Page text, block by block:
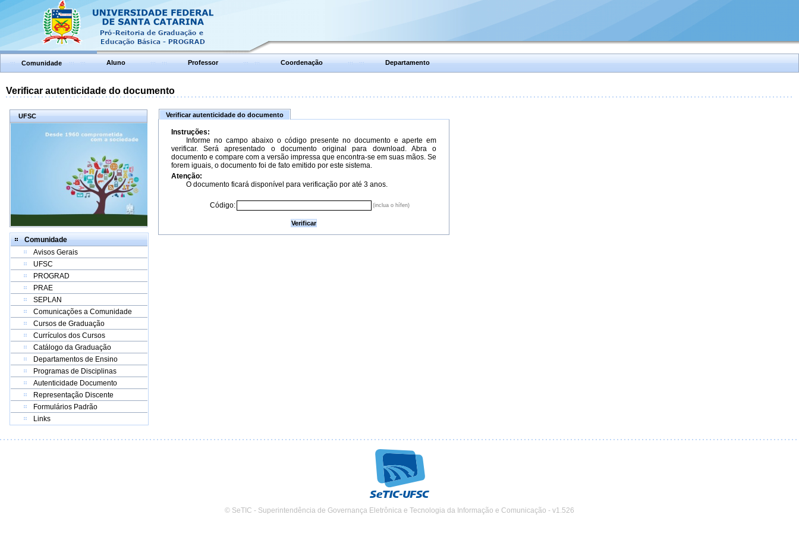
Comunidade Aluno Professor Coordenação Departamento
Verificar autenticidade do documento
UFSC
Comunidade
Avisos Gerais
UFSC
PROGRAD
PRAE
SEPLAN
Comunicações a Comunidade
Cursos de Graduação
Currículos dos Cursos
Catálogo da Graduação
Departamentos de Ensino
Programas de Disciplinas
Autenticidade Documento
Representação Discente
Formulários Padrão
Links
Verificar autenticidade do documento
Instruções:
Informe no campo abaixo o código presente no documento e aperte em
verificar. Será apresentado o documento original para download. Abra o
documento e compare com a versão impressa que encontra-se em suas mãos. Se
forem iguais, o documento foi de fato emitido por este sistema.
Atenção:
O documento ficará disponível para verificação por até 3 anos.
Código: (inclua o hífen)
© SeTIC - Superintendência de Governança Eletrônica e Tecnologia da Informação e Comunicação - v1.526